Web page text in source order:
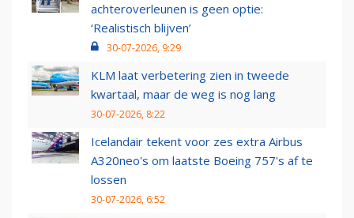
achteroverleunen is geen optie:
‘Realistisch blijven’
30-07-2026, 9:29
KLM laat verbetering zien in tweede
kwartaal, maar de weg is nog lang
30-07-2026, 8:22
Icelandair tekent voor zes extra Airbus
A320neo's om laatste Boeing 757's af te
lossen
30-07-2026, 6:52